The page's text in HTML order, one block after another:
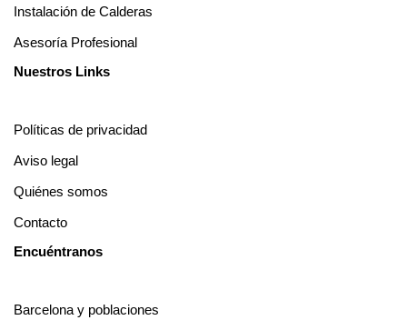
Instalación de Calderas
Asesoría Profesional
Nuestros Links
Políticas de privacidad
Aviso legal
Quiénes somos
Contacto
Encuéntranos
Barcelona y poblaciones